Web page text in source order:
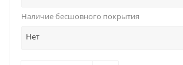
Наличие бесшовного покрытия
Нет